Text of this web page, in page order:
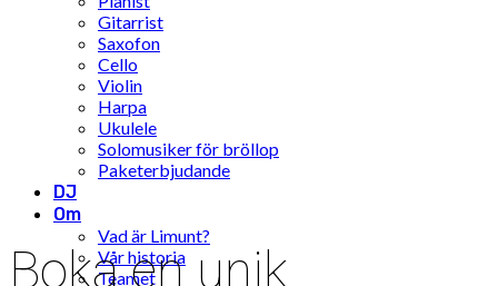
Gitarrist
Saxofon
Cello
Violin
Harpa
Ukulele
Solomusiker för bröllop
Paketerbjudande
DJ
Om
Vad är Limunt?
Vår historia
Teamet
Boka en unik